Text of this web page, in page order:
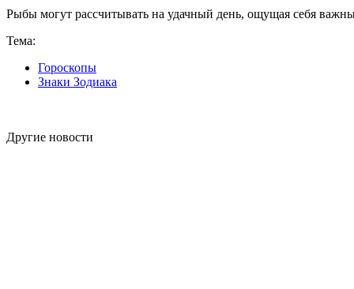
Рыбы могут рассчитывать на удачный день, ощущая себя
Тема:
Гороскопы
Знаки Зодиака
Другие новости